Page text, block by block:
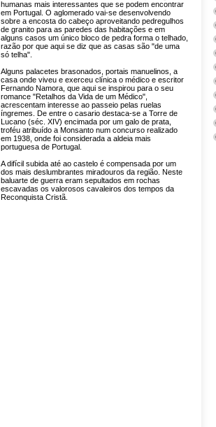
humanas mais interessantes que se podem encontrar
em Portugal. O aglomerado vai-se desenvolvendo
sobre a encosta do cabeço aproveitando pedregulhos
de granito para as paredes das habitações e em
alguns casos um único bloco de pedra forma o telhado,
razão por que aqui se diz que as casas são "de uma
só telha".
Alguns palacetes brasonados, portais manuelinos, a
casa onde viveu e exerceu clínica o médico e escritor
Fernando Namora, que aqui se inspirou para o seu
romance "Retalhos da Vida de um Médico",
acrescentam interesse ao passeio pelas ruelas
íngremes. De entre o casario destaca-se a Torre de
Lucano (séc. XIV) encimada por um galo de prata,
troféu atribuído a Monsanto num concurso realizado
em 1938, onde foi considerada a aldeia mais
portuguesa de Portugal.
A difícil subida até ao castelo é compensada por um
dos mais deslumbrantes miradouros da região. Neste
baluarte de guerra eram sepultados em rochas
escavadas os valorosos cavaleiros dos tempos da
Reconquista Cristã.